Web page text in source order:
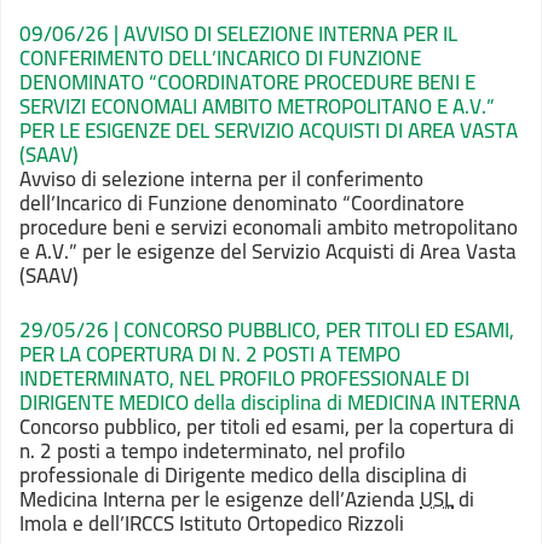
09/06/26 | AVVISO DI SELEZIONE INTERNA PER IL
CONFERIMENTO DELL’INCARICO DI FUNZIONE
DENOMINATO “COORDINATORE PROCEDURE BENI E
SERVIZI ECONOMALI AMBITO METROPOLITANO E A.V.”
PER LE ESIGENZE DEL SERVIZIO ACQUISTI DI AREA VASTA
(SAAV)
Avviso di selezione interna per il conferimento
dell’Incarico di Funzione denominato “Coordinatore
procedure beni e servizieconomali ambito metropolitano
e A.V.” per le esigenze del Servizio Acquisti diArea Vasta
(SAAV)
29/05/26 | CONCORSO PUBBLICO, PER TITOLI ED ESAMI,
PER LA COPERTURA DI N. 2 POSTI A TEMPO
INDETERMINATO, NEL PROFILO PROFESSIONALE DI
DIRIGENTE MEDICO della disciplina di MEDICINA INTERNA
Concorso pubblico, per titoli ed esami, per lacopertura di
n. 2 posti a tempo indeterminato, nel profilo
professionale di Dirigentemedico della disciplina di
Medicina Interna per le esigenze dell’AziendaUSLdi
Imola e dell’IRCCS Istituto Ortopedico Rizzoli